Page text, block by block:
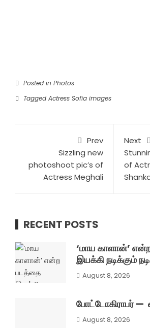
Posted in Photos
Tagged Actress Sofia images
Prev
Sizzling new
photoshoot pic’s of
Actress Meghali
Next
of
RECENT POSTS
‘மாய காளான்’
இயக்கி நடிக்கும்
August 8, 2026
போட்டோகிராபர் —
August 8, 2026